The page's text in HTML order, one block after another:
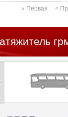
« Первая <